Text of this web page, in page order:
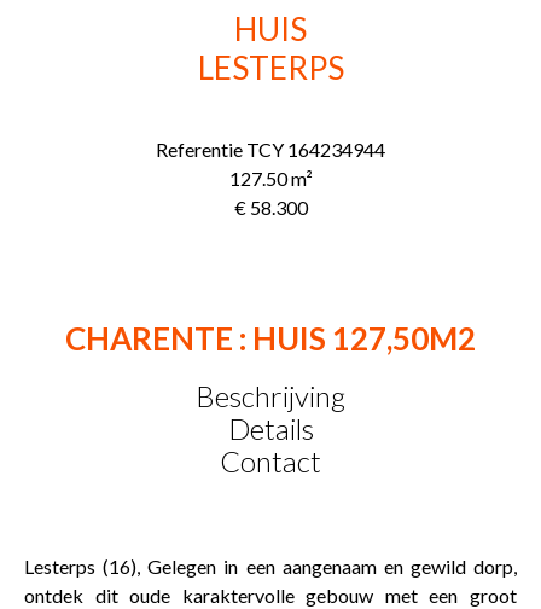
HUIS
LESTERPS
Referentie TCY 164234944
127.50m²
€ 58.300
CHARENTE : HUIS 127,50M2
Beschrijving
Details
Contact
Lesterps (16), Gelegen in een aangenaam en gewild dorp,
ontdek dit oude karaktervolle gebouw met een groot